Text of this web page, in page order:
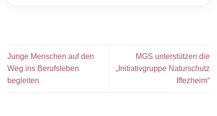
Junge Menschen auf den
Weg ins Berufsleben
begleiten
MGS unterstützen die
„Initiativgruppe Naturschutz
Iffezheim“